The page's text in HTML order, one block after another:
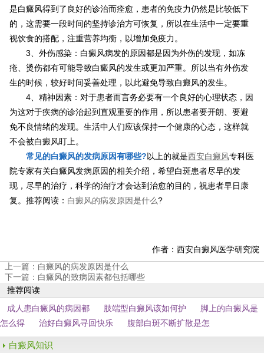
是白癜风得到了良好的诊治而痊愈，患者的免疫力仍然是比较低下
的，这需要一段时间的坚持诊治方可恢复，所以在生活中一定要重
视饮食的搭配，注重营养均衡，以增加免疫力。
3、外伤感染：白癜风病发的原因都是因为外伤的发现，如冻
疮、烫伤都有可能导致白癜风的发生或更加严重。所以当有外伤发
生的时候，较好时间妥善处理，以此避免导致白癜风的发生。
4、精神因素：对于患者而言务必要有一个良好的心理状态，因
为这对于疾病的诊治起到直观重要的作用，所以患者要开朗、要避
免不良情绪的发现。生活中人们应该保持一个健康的心态，这样就
不会被白癜风盯上。
常见的白癜风的发病原因有哪些?以上的就是西安白癜风专科医
院专家有关白癜风发病原因的相关介绍，希望白斑患者尽早的发
现，尽早的治疗，科学的治疗才会达到治愈的目的，祝患者早日康
复。推荐阅读： 白癜风的病发原因是什么?
作者：西安白癜风医学研究院
上一篇： 白癜风的病发原因是什么
下一篇： 白癜风的致病因素都包括哪些
推荐阅读
成人患白癜风的病因都
肢端型白癜风该如何护
脚上的白癜风是
怎么得
治好白癜风寻回快乐 腹部白斑不断扩散是怎
白癜风知识